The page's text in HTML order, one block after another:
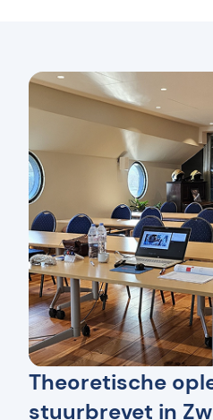
Theoretische
stuurbrevet in